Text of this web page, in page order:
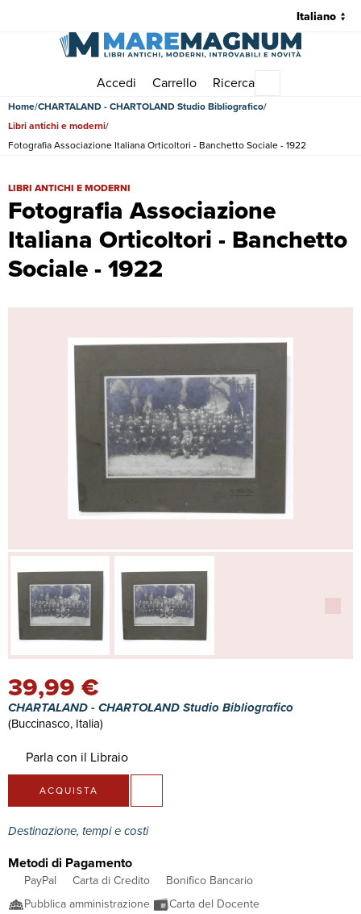
Accedi Carrello Ricerca
Home CHARTALAND - CHARTOLAND Studio Bibliografico
Libri antichi e moderni
Fotografia Associazione Italiana Orticoltori - Banchetto Sociale - 1922
Fotografia Associazione
Italiana Orticoltori - Banchetto
Sociale - 1922
Fotografia Associazione Italiana Orticoltori - Banchetto Sociale -
LIBRI ANTICHI E MODERNI
39,99 €
CHARTALAND - CHARTOLAND Studio Bibliografico
(Buccinasco, Italia)
Parla con il Libraio
ACQUISTA
Destinazione, tempi e costi
Metodi di Pagamento
PayPal Carta di Credito
Bonifico Bancario
Pubblica amministrazione
Carta del Docente